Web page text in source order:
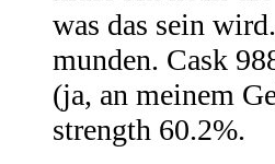
was das sein
munden. Cask
(ja, an meinem
strength 60.2%.